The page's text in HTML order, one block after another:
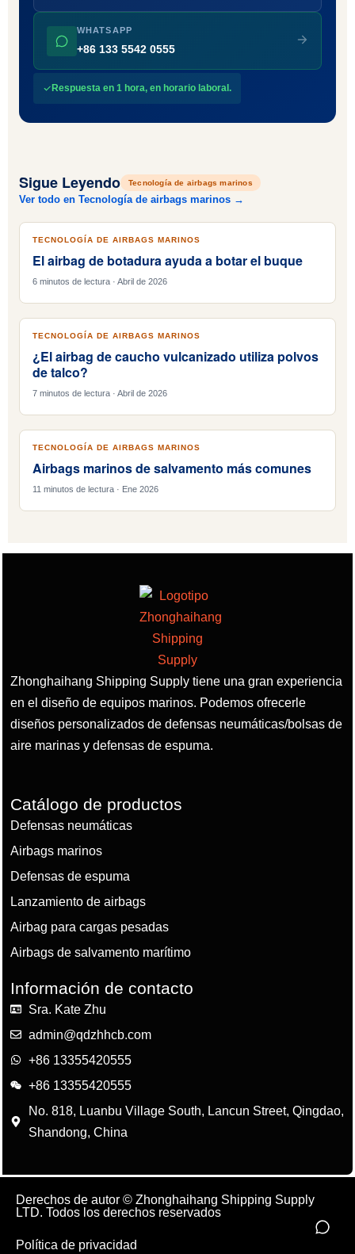
WHATSAPP
+86 133 5542 0555
Respuesta en 1 hora, en horario laboral.
Sigue Leyendo Tecnología de airbags marinos
Ver todo en Tecnología de airbags marinos →
TECNOLOGÍA DE AIRBAGS MARINOS
El airbag de botadura ayuda a botar el buque
6 minutos de lectura · Abril de 2026
TECNOLOGÍA DE AIRBAGS MARINOS
¿El airbag de caucho vulcanizado utiliza polvos
de talco?
7 minutos de lectura · Abril de 2026
TECNOLOGÍA DE AIRBAGS MARINOS
Airbags marinos de salvamento más comunes
11 minutos de lectura · Ene 2026
Zhonghaihang Shipping Supply tiene una gran experiencia
en el diseño de equipos marinos. Podemos ofrecerle
diseños personalizados de defensas neumáticas/bolsas de
aire marinas y defensas de espuma.
Catálogo de productos
Defensas neumáticas
Airbags marinos
Defensas de espuma
Lanzamiento de airbags
Airbag para cargas pesadas
Airbags de salvamento marítimo
Información de contacto
Sra. Kate Zhu
admin@qdzhhcb.com
+86 13355420555
+86 13355420555
No. 818, Luanbu Village South, Lancun Street, Qingdao,
Shandong, China
Derechos de autor © Zhonghaihang Shipping Supply
LTD. Todos los derechos reservados
Política de privacidad